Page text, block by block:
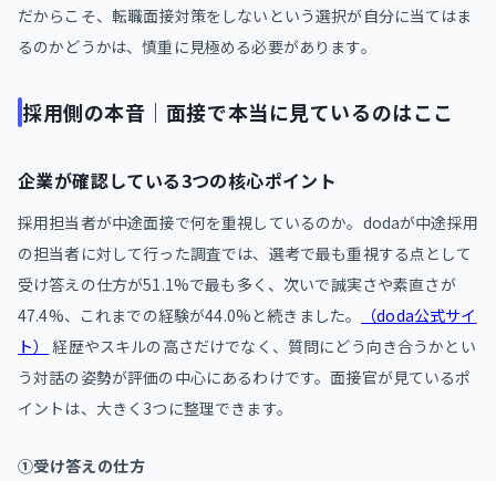
だからこそ、転職面接対策をしないという選択が自分に当てはま
るのかどうかは、慎重に見極める必要があります。
採用側の本音｜面接で本当に見ているのはここ
企業が確認している3つの核心ポイント
採用担当者が中途面接で何を重視しているのか。dodaが中途採用
の担当者に対して行った調査では、選考で最も重視する点として
受け答えの仕方が51.1%で最も多く、次いで誠実さや素直さが
47.4%、これまでの経験が44.0%と続きました。
（doda公式サイ
ト）
経歴やスキルの高さだけでなく、質問にどう向き合うかとい
う対話の姿勢が評価の中心にあるわけです。面接官が見ているポ
イントは、大きく3つに整理できます。
①受け答えの仕方